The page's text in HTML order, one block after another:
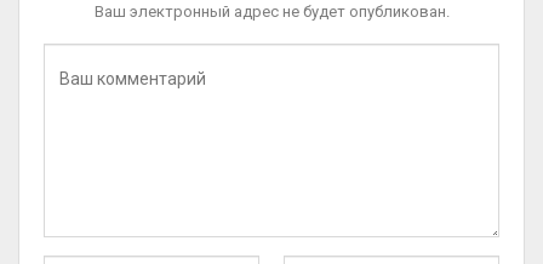
Ваш электронный адрес не будет опубликован.